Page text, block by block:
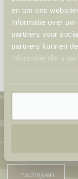
en om ons
informatie over
partners voor
partners kunnen
informatie die u
lekker drankje op
strandpaviljoen.
Reserveer dan HIER.
Lees meer
Nieuwsbrief
Inschrijven